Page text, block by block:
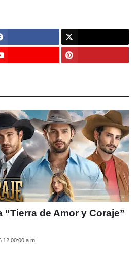
“Tierra de Amor y Coraje”
12:00:00 a.m.